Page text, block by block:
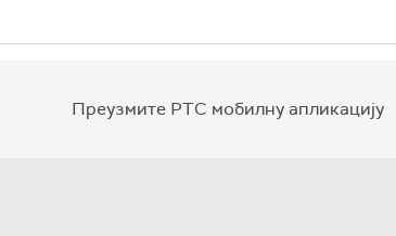
Преузмите РТС мобилну апликацију